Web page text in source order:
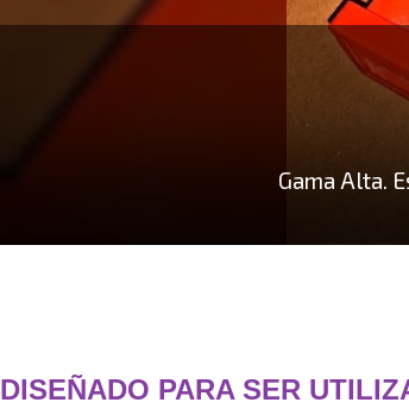
Gama Alta.
DISEÑADO PARA SER